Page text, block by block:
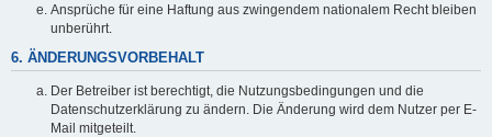
Ansprüche für eine Haftung aus zwingendem nationalem Recht bleiben
unberührt.
6. ÄNDERUNGSVORBEHALT
Der Betreiber ist berechtigt, die Nutzungsbedingungen und die
Datenschutzerklärung zu ändern. Die Änderung wird dem Nutzer per E-
Mail mitgeteilt.